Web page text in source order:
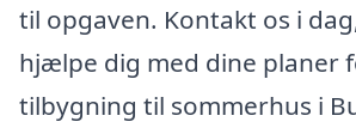
til opgaven. Kontakt os i
hjælpe dig med dine planer
tilbygning til sommerhus i